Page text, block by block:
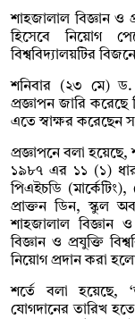
শাহজালাল বিজ্ঞান ও
হিসেবে নিয়োগ
বিশ্ববিদ্যালয়টির
শনিবার (২৩ মে)
প্রজ্ঞাপন জারি করেছে
এতে স্বাক্ষর করেছেন
প্রজ্ঞাপনে বলা হয়েছে,
১৯৮৭ এর ১১ (১)
পিএইচডি
প্রাক্তন ডিন, স্কুল অব
শাহজালাল বিজ্ঞান ও
বিজ্ঞান ও প্রযুক্তি
নিয়োগ প্রদান করা
শর্তে বলা হয়েছে,
যোগদানের তারিখ